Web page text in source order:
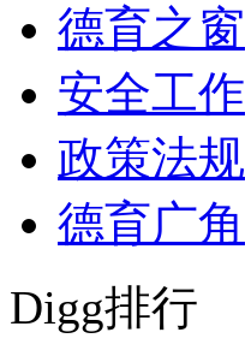
德育之窗
安全工作
政策法规
德育广角
Digg排行